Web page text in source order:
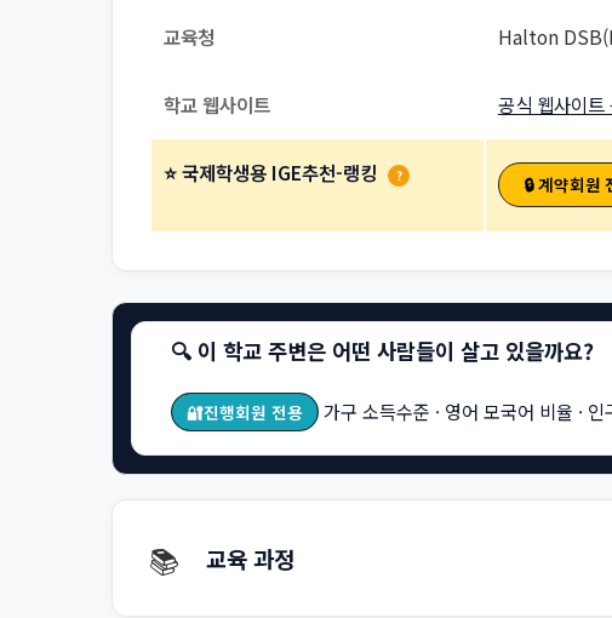
교육청 Halton
학교 웹사이트 공식 웹사이
⭐ 국제학생용 IGE추천-랭킹 ? 🔒 계약회원
🔍 이 학교 주변은 어떤 사람들이 살고 있을까요?
🔐진행회원 전용 가구 소득수준 · 영어 모국어 비율 ·
📚 교육 과정